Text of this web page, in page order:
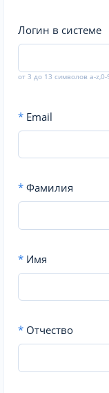
Логин в системе
от 3 до 13 символов a-z,0-
* Email
* Фамилия
* Имя
* Отчество